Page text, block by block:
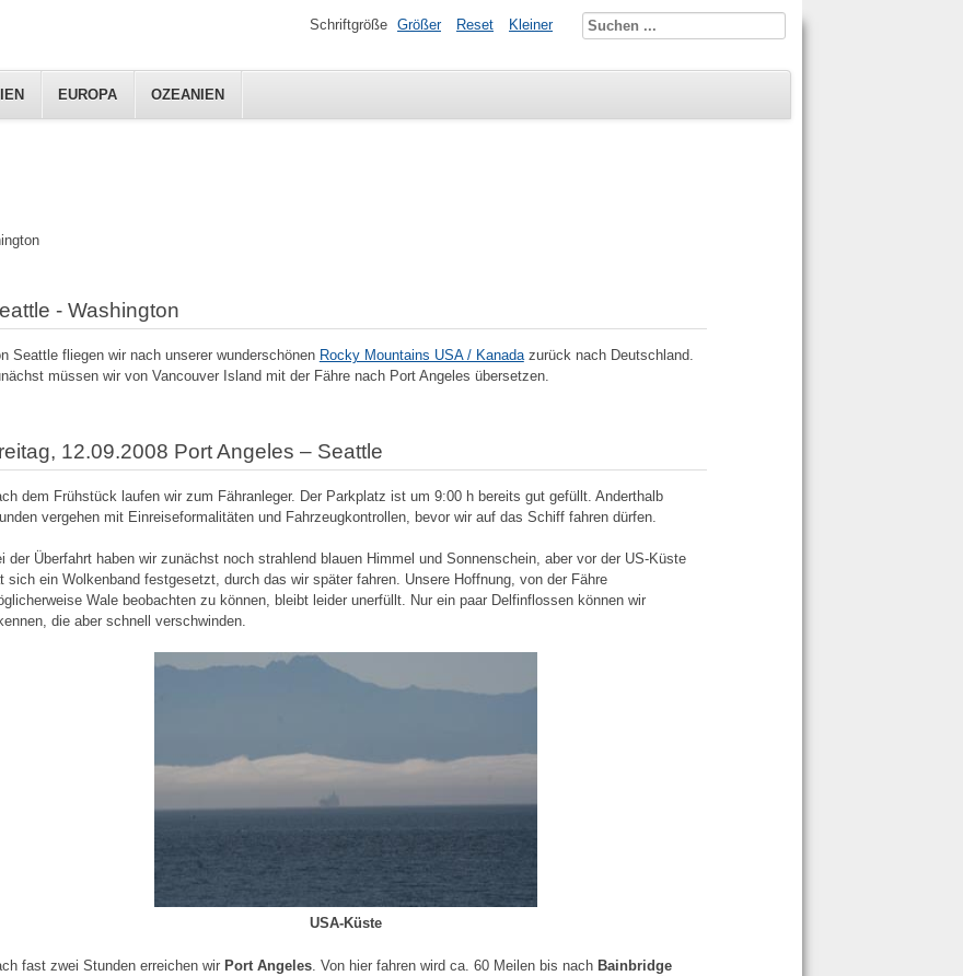
EUROPA OZEANIEN
Schriftgröße Größer Reset Kleiner
- Washington
Seattle fliegen wir nach unserer wunderschönen Rocky Mountains USA / Kanadazurück nach Deutschland.
müssen wir von Vancouver Island mit der Fähre nach Port Angeles übersetzen.
12.09.2008 Port Angeles – Seattle
dem Frühstück laufen wir zum Fähranleger. Der Parkplatz ist um 9:00 h bereits gut gefüllt. Anderthalb
vergehen mit Einreiseformalitäten und Fahrzeugkontrollen, bevor wir auf das Schiff fahren dürfen.
der Überfahrt haben wir zunächst noch strahlend blauen Himmel und Sonnenschein, aber vor der US-Küste
sich ein Wolkenband festgesetzt, durch das wir später fahren. Unsere Hoffnung, von der Fähre
Wale beobachten zu können, bleibt leider unerfüllt. Nur ein paar Delfinflossen können wir
die aber schnell verschwinden.
USA-Küste
fast zwei Stunden erreichen wir Port Angeles. Von hier fahren wird ca. 60 Meilen bis nach Bainbridge